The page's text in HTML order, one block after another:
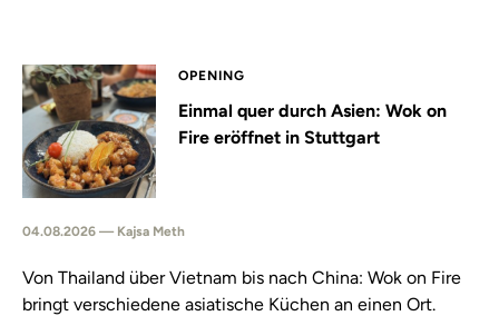
OPENING
Einmal quer durch Asien: Wok on
Fire eröffnet in Stuttgart
04.08.2026 — Kajsa Meth
Von Thailand über Vietnam bis nach China: Wok on Fire
bringt verschiedene asiatische Küchen an einen Ort.